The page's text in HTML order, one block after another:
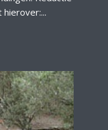
hierover:...